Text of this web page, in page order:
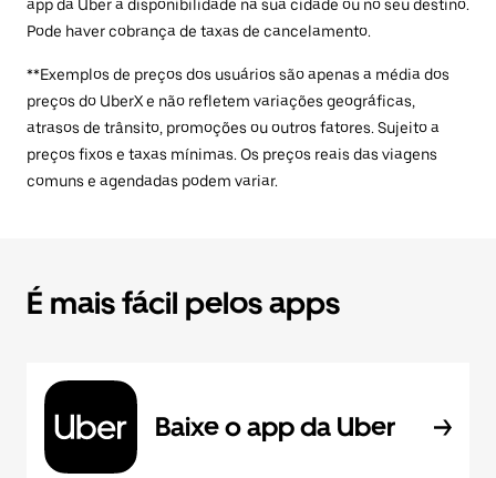
app da Uber a disponibilidade na sua cidade ou no seu destino.
Pode haver cobrança de taxas de cancelamento.
**Exemplos de preços dos usuários são apenas a média dos
preços do UberX e não refletem variações geográficas,
atrasos de trânsito, promoções ou outros fatores. Sujeito a
preços fixos e taxas mínimas. Os preços reais das viagens
comuns e agendadas podem variar.
É mais fácil pelos apps
Baixe o app da Uber